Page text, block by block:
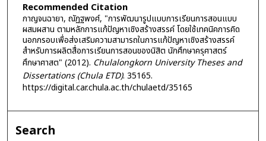
Recommended Citation
กาญจนฉายา, ณัฏฐพงศ์, "การพัฒนารูปแบบการเรียนการสอนแบบ
ผสมผสาน ตามหลักการแก้ปัญหาเชิงสร้างสรรค์ โดยใช้เทคนิคการคิด
นอกกรอบเพื่อส่งเสริมความสามารถในการแก้ปัญหาเชิงสร้างสรรค์
สำหรับการผลิตสื่อการเรียนการสอนของนิสิต นักศึกษาครุศาสตร์
ศึกษาศาสต" (2012). Chulalongkorn University Theses and
Dissertations (Chula ETD). 35165.
https://digital.car.chula.ac.th/chulaetd/35165
Search